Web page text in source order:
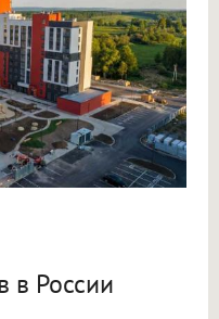
в России